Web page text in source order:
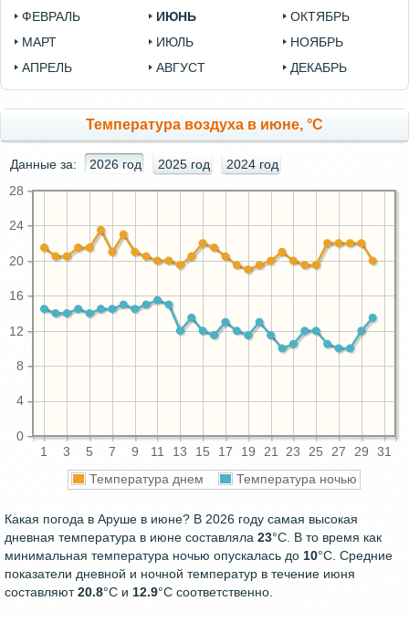
ФЕВРАЛЬ
МАРТ
АПРЕЛЬ
ИЮНЬ
ИЮЛЬ
АВГУСТ
ОКТЯБРЬ
НОЯБРЬ
ДЕКАБРЬ
Температура воздуха в июне, °C
Данные за: 2026 год 2025 год 2024 год
1 3 5 7 9 11 13 15 17 19 21 23 25 27 29 31
0
4
8
12
16
20
24
28
Температура днем Температура ночью
Какая погода в Аруше в июне? В 2026 году самая высокая
дневная температура в июне составляла 23°С. В то время как
минимальная температура ночью опускалась до 10°C. Средние
показатели дневной и ночной температур в течение июня
составляют20.8°С и 12.9°С соответственно.